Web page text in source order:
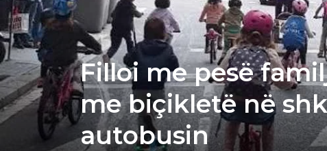
Filloi me pesë
me biçikletë në
autobusin